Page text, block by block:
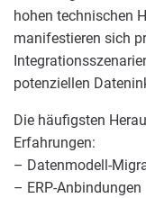
hohen technischen
manifestieren sich
potenziellen
Die häufigsten
Erfahrungen:
– Datenmodell-
– ERP-Anbindungen